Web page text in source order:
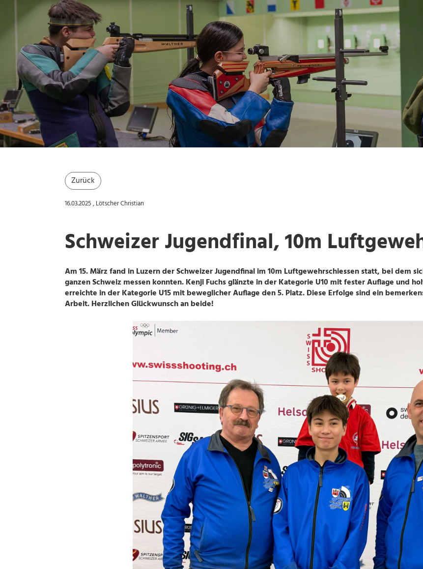
Zurück
16.03.2025, Lötscher Christian
Schweizer Jugendfinal, 10m
Am 15. März fand in Luzern der Schweizer Jugendfinal im 10m Luftgewehrschiessen statt, bei dem
ganzen Schweiz messen konnten. Kenji Fuchs glänzte in der Kategorie U10 mit fester Auflage und
erreichte in der Kategorie U15 mit beweglicher Auflage den 5. Platz. Diese Erfolge sind ein
Arbeit. Herzlichen Glückwunsch an beide!